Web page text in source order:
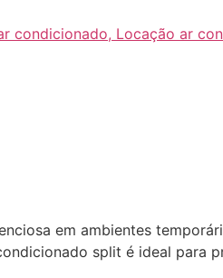
condicionado, Locação ar
em ambientes
split é ideal para